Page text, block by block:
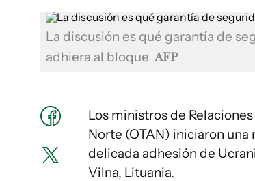
La discusión es qué garantía de
adhiera al bloque AFP
Los ministros de
Norte (OTAN) iniciaron
delicada adhesión de
Vilna, Lituania.